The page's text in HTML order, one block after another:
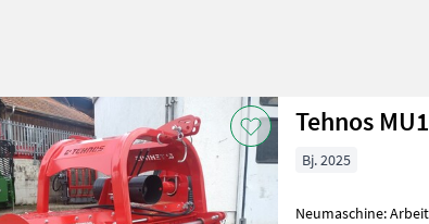
Tehnos
Bj. 2025
Neumaschine: Arbeitsbreite 150 cm Anzahl Schlegel 14 Gewicht 553 kg